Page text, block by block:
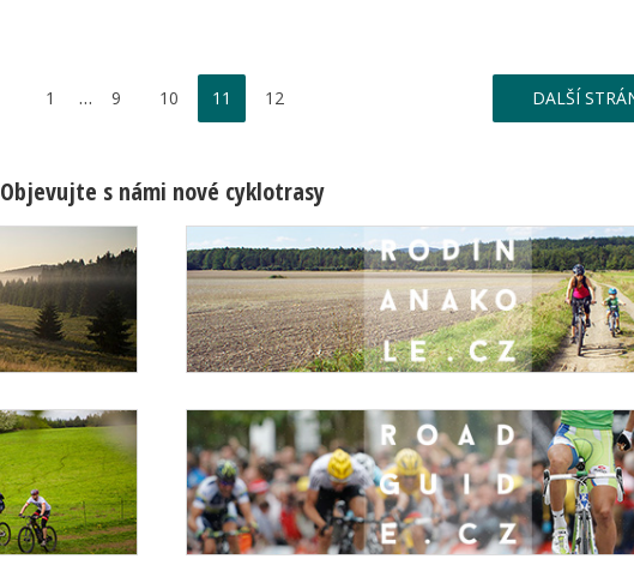
1 … 9 10 11 12 DALŠÍ
Objevujte s námi nové cyklotrasy